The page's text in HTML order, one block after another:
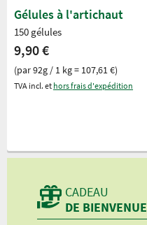
Gélules à l'artichaut
150 gélules
9,90 €
(par 92g / 1 kg = 107,61 €)
TVA incl. et hors frais d'expédition
CADEAU
DE BIENVENUE